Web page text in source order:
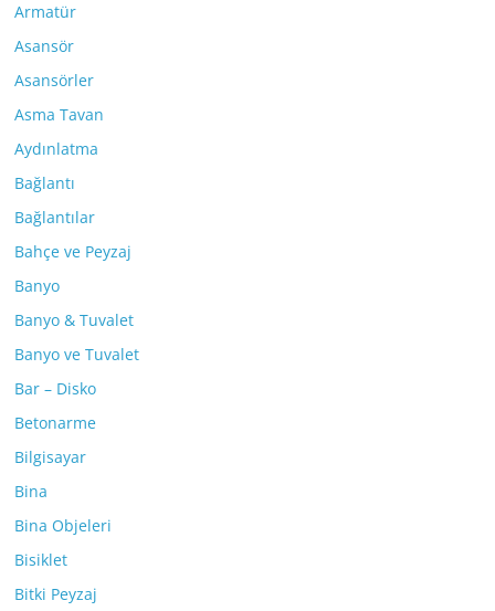
Armatür
Asansör
Asansörler
Asma Tavan
Aydınlatma
Bağlantı
Bağlantılar
Bahçe ve Peyzaj
Banyo
Banyo & Tuvalet
Banyo ve Tuvalet
Bar – Disko
Betonarme
Bilgisayar
Bina
Bina Objeleri
Bisiklet
Bitki Peyzaj